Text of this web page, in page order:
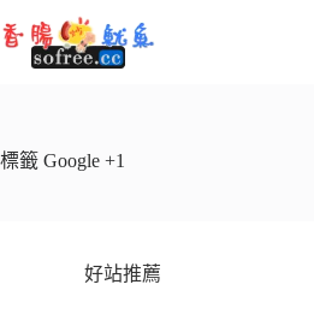
至
容
標籤 Google +1
好站推薦